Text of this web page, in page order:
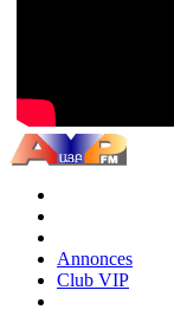
Annonces
Club VIP